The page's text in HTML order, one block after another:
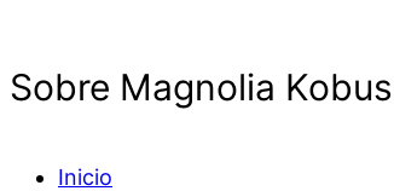
Sobre Magnolia Kobus
Inicio